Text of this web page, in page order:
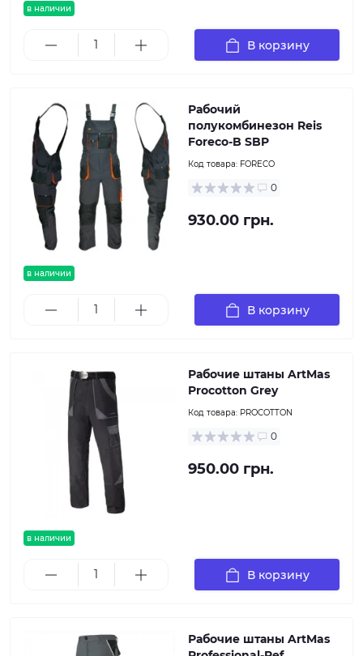
в наличии
В корзину
в наличии
Рабочий
полукомбинезон Reis
Foreco-B SBP
Код товара: FORECO
0
930.00 грн.
В корзину
в наличии
Рабочие штаны ArtMas
Procotton Grey
Код товара: PROCOTTON
0
950.00 грн.
В корзину
Рабочие штаны ArtMas